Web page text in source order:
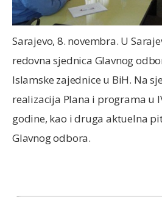
Sarajevo, 8. novembra. U
redovna sjednica Glavnog
Islamske zajednice u BiH. Na
realizacija Plana i programa u
godine, kao i druga aktuelna
Glavnog odbora.